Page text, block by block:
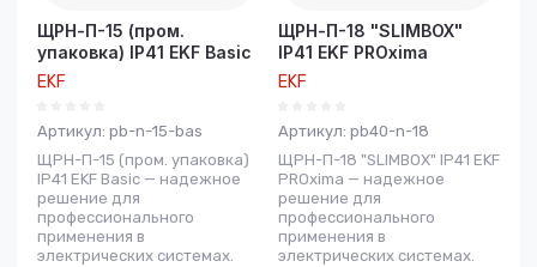
ЩРН-П-15 (пром.
упаковка) IP41 EKF Basic
EKF
Артикул: pb-n-15-bas
ЩРН-П-15 (пром. упаковка)
IP41 EKF Basic — надежное
решение для
профессионального
применения в
электрических системах.
ЩРН-П-18 "SLIMBOX"
IP41 EKF PROxima
EKF
Артикул: pb40-n-18
ЩРН-П-18 "SLIMBOX" IP41 EKF
PROxima — надежное
решение для
профессионального
применения в
электрических системах.